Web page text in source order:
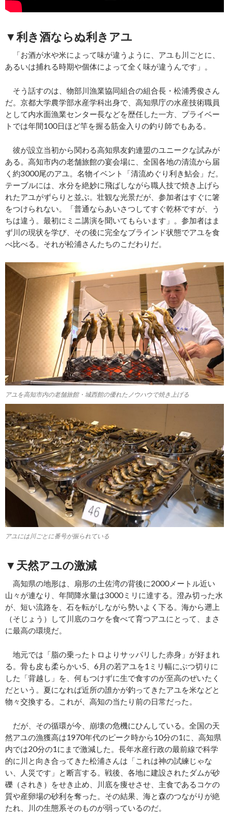
▼利き酒ならぬ利きアユ
「お酒が水や米によって味が違うように、アユも川ごとに、
あるいは捕れる時期や個体によって全く味が違うんです」。
そう話すのは、物部川漁業協同組合の組合長・松浦秀俊さん
だ。京都大学農学部水産学科出身で、高知県庁の水産技術職員
として内水面漁業センター長などを歴任した一方、プライベー
トでは年間100日ほど竿を握る筋金入りの釣り師でもある。
彼が設立当初から関わる高知県友釣連盟のユニークな試みが
ある。高知市内の老舗旅館の宴会場に、全国各地の清流から届
く約3000尾のアユ。名物イベント「清流めぐり利き鮎会」だ。
テーブルには、水分を絶妙に飛ばしながら職人技で焼き上げら
れたアユがずらりと並ぶ。壮観な光景だが、参加者はすぐに箸
をつけられない。「普通ならあいさつしてすぐ乾杯ですが、う
ちは違う。最初にミニ講演を聞いてもらいます」。参加者はま
ず川の現状を学び、その後に完全なブラインド状態でアユを食
べ比べる。それが松浦さんたちのこだわりだ。
アユを高知市内の老舗旅館・城西館の優れたノウハウで焼き上げる
アユには川ごとに番号が振られている
▼天然アユの激減
高知県の地形は、扇形の土佐湾の背後に2000メートル近い
山々が連なり、年間降水量は3000ミリに達する。澄み切った水
が、短い流路を、石を転がしながら勢いよく下る。海から遡上
（そじょう）して川底のコケを食べて育つアユにとって、まさ
に最高の環境だ。
地元では「脂の乗ったトロよりサッパリした赤身」が好まれ
る。骨も皮も柔らかい5、6月の若アユを1ミリ幅にぶつ切りに
した「背越し」を、何もつけずに生で食すのが至高のぜいたく
だという。夏になれば近所の誰かが釣ってきたアユを米などと
物々交換する。これが、高知の当たり前の日常だった。
だが、その循環が今、崩壊の危機にひんしている。全国の天
然アユの漁獲高は1970年代のピーク時から10分の1に、高知県
内では20分の1にまで激減した。長年水産行政の最前線で科学
的に川と向き合ってきた松浦さんは「これは神の試練じゃな
い、人災です」と断言する。戦後、各地に建設されたダムが砂
礫（されき）をせき止め、川底を痩せさせ、主食であるコケの
質や産卵場の砂利を奪った。その結果、海と森のつながりが絶
たれ、川の生態系そのものが弱っているのだ。